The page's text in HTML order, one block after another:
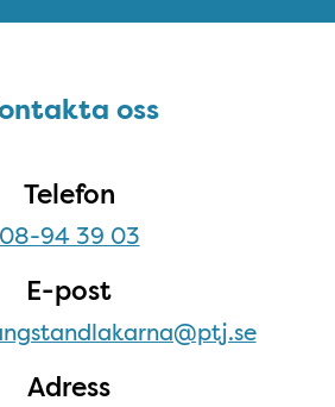
oss
Telefon
08-94 39 03
E-post
Adress